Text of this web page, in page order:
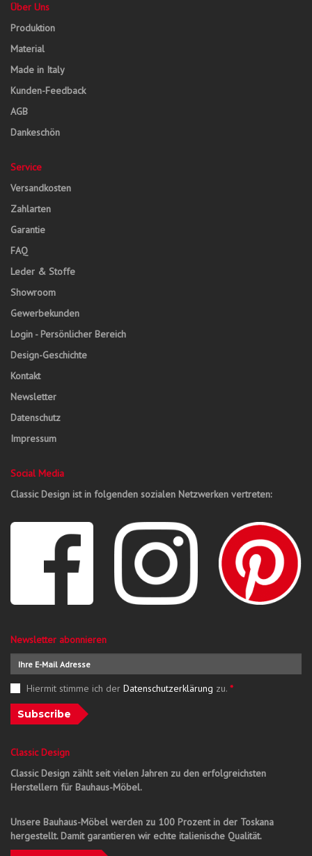
Über Uns
Produktion
Material
Made in Italy
Kunden-Feedback
AGB
Dankeschön
Service
Versandkosten
Zahlarten
Garantie
FAQ
Leder & Stoffe
Showroom
Gewerbekunden
Login - Persönlicher Bereich
Design-Geschichte
Kontakt
Newsletter
Datenschutz
Impressum
Social Media
Classic Design ist in folgenden sozialen Netzwerken vertreten:
Newsletter abonnieren
Hiermit stimme ich der Datenschutzerklärung zu. *
Subscribe
Classic Design
Classic Design zählt seit vielen Jahren zu den erfolgreichsten
Herstellern für Bauhaus-Möbel.
Unsere Bauhaus-Möbel werden zu 100 Prozent in der Toskana
hergestellt. Damit garantieren wir echte italienische Qualität.